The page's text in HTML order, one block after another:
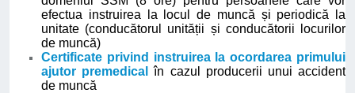
efectua instruirea la locul de muncă și periodică la
unitate (conducătorul unității și conducătorii locurilor
de muncă)
Certificate privind instruirea la ocordarea primului
ajutor premedical
în cazul producerii unui accident
de muncă